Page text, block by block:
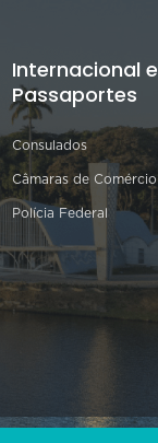
Internacional e
Passaportes
Consulados
Câmaras de Comércio
Polícia Federal